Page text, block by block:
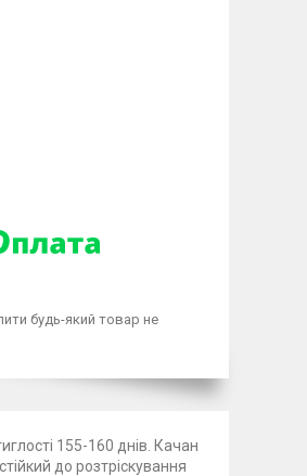
будь-який товар не
155-160 днів. Качан
до розтріскування